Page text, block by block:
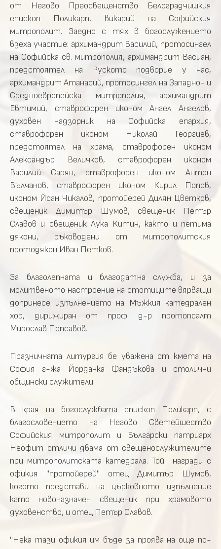
от Негово Преосвещенство Белоградчишкия
епископ Поликарп, викарий на Софийския
митрополит. Заедно с тях в богослужението
взеха участие: архимандрит Василий, протосингел
на Софийска св. митрополия, архимандрит Васиан,
предстоятел на Руското подворие у нас,
архимандрит Атанасий, протосингел на Западно- и
Средноевропейска митрополия, архимандрит
Евтимий, ставрофорен иконом Ангел Ангелов,
духовен надзорник на Софийска епархия,
ставрофорен иконом Николай Георгиев,
предстоятел на храма, ставрофорен иконом
Александър Величков, ставрофорен иконом
Василий Сарян, ставрофорен иконом Антон
Вълчанов, ставрофорен иконом Кирил Попов,
иконом Йоан Чикалов, протойерей Дилян Цветков,
свещеник Димитър Шумов, свещеник Петър
Славов и свещеник Лука Китин, както и петима
дякони, ръководени от митрополитския
протодякон Иван Петков.
За благолепната и благодатна служба, и за
молитвеното настроение на стотиците вярващи
допринесе изпълнението на Мъжкия катедрален
хор, дирижиран от проф. д-р протопсалт
Мирослав Попсавов.
Празничната литургия бе уважена от кмета на
София г-жа Йорданка Фандъкова и столични
общински служители.
В края на богослужбата епископ Поликарп, с
благословението на Негово Светейшество
Софийския митрополит и Български патриарх
Неофит отличи двама от свещенослужителите
при митрополитската катедрала. Той награди с
офикия "протойерей" отец Димитър Шумов,
когото представи на църковното изпълнение
като новоназначен свещеник при храмовото
духовенство, и отец Петър Славов.
"Нека тази офикия им бъде за проява на още по-